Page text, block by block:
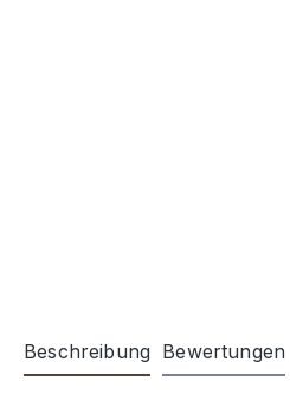
Beschreibung Bewertungen